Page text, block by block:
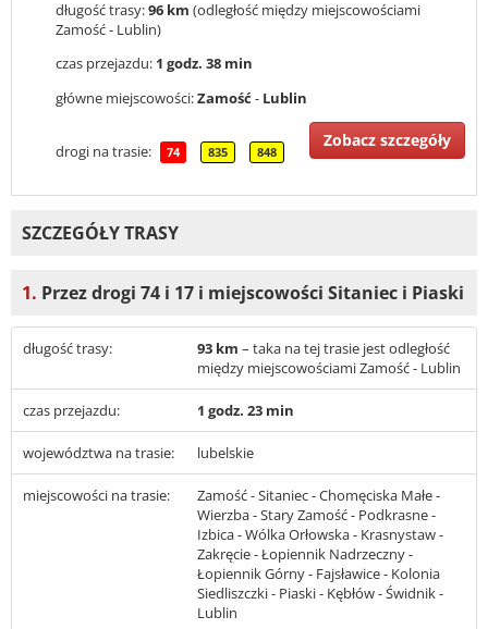
długość trasy:96 km (odległość między miejscowościami
Zamość - Lublin)
czas przejazdu: 1 godz. 38 min
główne miejscowości:Zamość - Lublin
drogi na trasie: 74 835 848
Zobacz szczegóły
SZCZEGÓŁY TRASY
1. Przez drogi 74 i 17 i miejscowości Sitaniec i Piaski
długość trasy: 93 km – taka na tej trasie jest odległość
między miejscowościami Zamość - Lublin
czas przejazdu: 1 godz. 23 min
województwa na trasie: lubelskie
miejscowości na trasie:
Zamość - Sitaniec - Chomęciska Małe -
Wierzba - Stary Zamość - Podkrasne -
Izbica - Wólka Orłowska - Krasnystaw -
Zakręcie - Łopiennik Nadrzeczny -
Łopiennik Górny - Fajsławice - Kolonia
Siedliszczki - Piaski - Kębłów - Świdnik -
Lublin